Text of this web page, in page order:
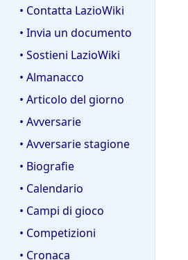
• Contatta LazioWiki
• Invia un documento
• Sostieni LazioWiki
• Almanacco
• Articolo del giorno
• Avversarie
• Avversarie stagione
• Biografie
• Calendario
• Campi di gioco
• Competizioni
• Cronaca